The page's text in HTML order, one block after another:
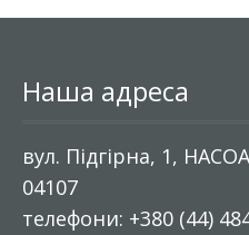
Наша адреса
вул. Підгірна, 1,
04107
телефони: +380 (44)